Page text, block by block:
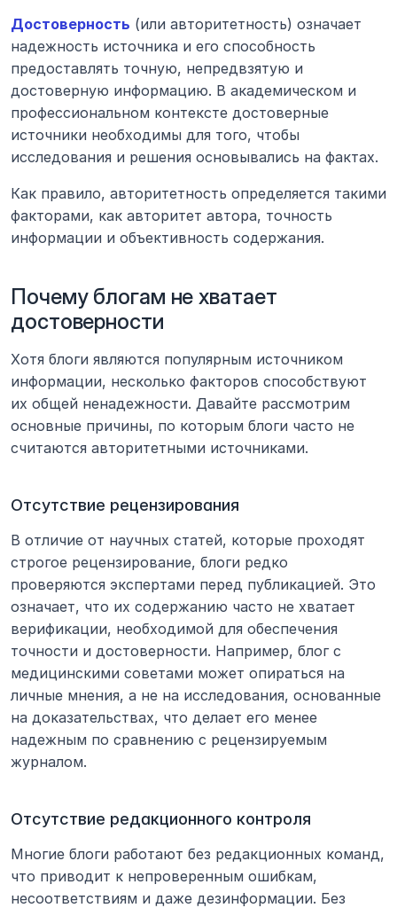
Достоверность (или авторитетность) означает
надежность источника и его способность
предоставлять точную, непредвзятую и
достоверную информацию. В академическом и
профессиональном контексте достоверные
источники необходимы для того, чтобы
исследования и решения основывались на фактах.
Как правило, авторитетность определяется такими
факторами, как авторитет автора, точность
информации и объективность содержания.
Почему блогам не хватает
достоверности
Хотя блоги являются популярным источником
информации, несколько факторов способствуют
их общей ненадежности. Давайте рассмотрим
основные причины, по которым блоги часто не
считаются авторитетными источниками.
Отсутствие рецензирования
В отличие от научных статей, которые проходят
строгое рецензирование, блоги редко
проверяются экспертами перед публикацией. Это
означает, что их содержанию часто не хватает
верификации, необходимой для обеспечения
точности и достоверности. Например, блог с
медицинскими советами может опираться на
личные мнения, а не на исследования, основанные
на доказательствах, что делает его менее
надежным по сравнению с рецензируемым
журналом.
Отсутствие редакционного контроля
Многие блоги работают без редакционных команд,
что приводит к непроверенным ошибкам,
несоответствиям и даже дезинформации. Без